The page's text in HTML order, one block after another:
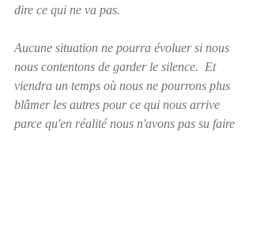
dire ce qui ne va pas.
Aucune situation ne pourra évoluer si nous
nous contentons de garder le silence.  Et
viendra un temps où nous ne pourrons plus
blâmer les autres pour ce qui nous arrive
parce qu'en réalité nous n'avons pas su faire